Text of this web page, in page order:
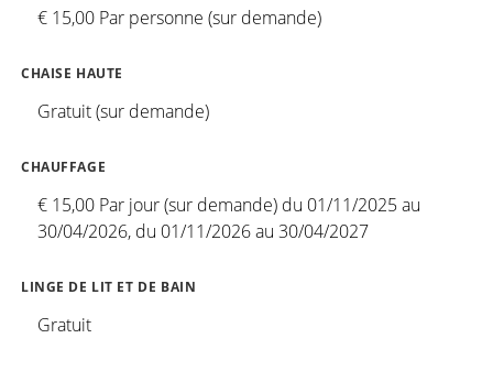
€ 15,00 Par personne (sur demande)
CHAISE HAUTE
Gratuit (sur demande)
CHAUFFAGE
€ 15,00 Par jour (sur demande) du 01/11/2025 au
30/04/2026, du 01/11/2026 au 30/04/2027
LINGE DE LIT ET DE BAIN
Gratuit